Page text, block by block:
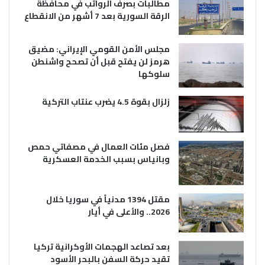
مطالبات بصرف الرواتب في محافظة
الرقة السورية بعد 7 أشهر من الانقطاع
مجلس الأمن القومي الإيراني: مضيق
هرمز لن يفتح قبل أن تصحح واشنطن
سلوكها
زلزال بقوة 4.5 يضرب عنتاب التركية
فصل مئات العمال في مصفاتي حمص
وبانياس بسبب الخدمة العسكرية
مقتل 1394 مدنياً في سوريا خلال
2026.. والأعلى في أيار
بعد تصاعد الهجمات الأوكرانية تركيا
تقيد حركة السفن بالبحر الأسود